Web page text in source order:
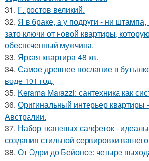
31. Г. ростов великий.
32. Я в браке, а у подруги - ни штампа,
зато ключи от новой квартиры,
обеспеченный мужчина.
33. Яркая квартира 48 кв.
34. Самое древнее послание в
воде 101 год.
35. Kerama Marazzi: сантехника как
36. Оригинальный интерьер квартиры
Австралии.
37. Набор тканевых салфеток -
создания стильной сервировки
38. От Одри до Бейонсе: четыре